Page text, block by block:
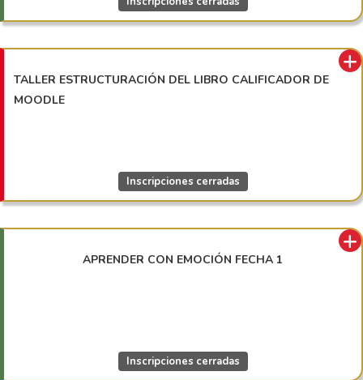
TALLER ESTRUCTURACIÓN DEL LIBRO CALIFICADOR DE
MOODLE
Inscripciones cerradas
APRENDER CON EMOCIÓN FECHA 1
Inscripciones cerradas